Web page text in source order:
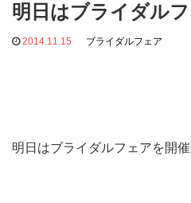
明日はブライダル
2014.11.15 ブライダルフェア
明日はブライダルフェアを開催